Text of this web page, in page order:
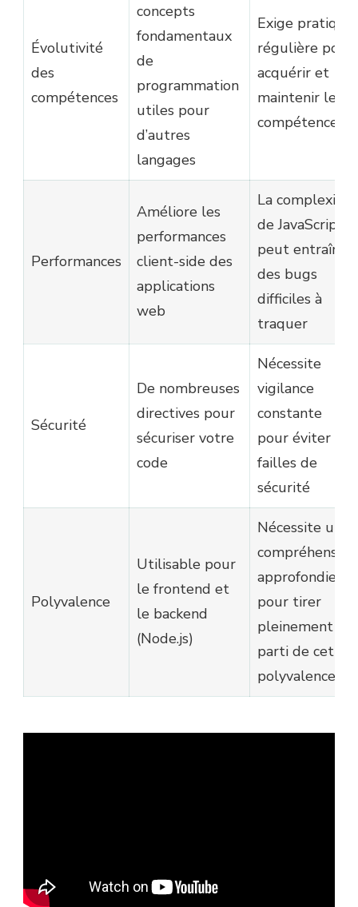
Évolutivité
des
compétences
concepts
fondamentaux
de
programmation
utiles pour
d’autres
langages
Exige pratique
régulière pour
acquérir et
maintenir les
compétences
Performances
Améliore les
performances
client-side des
applications
web
La complexité
de JavaScript
peut entraîner
des bugs
difficiles à
traquer
Sécurité
De nombreuses
directives pour
sécuriser votre
code
Nécessite
vigilance
constante
pour éviter les
failles de
sécurité
Polyvalence
Utilisable pour
le frontend et
le backend
(Node.js)
Nécessite une
compréhension
approfondie
pour tirer
pleinement
parti de cette
polyvalence